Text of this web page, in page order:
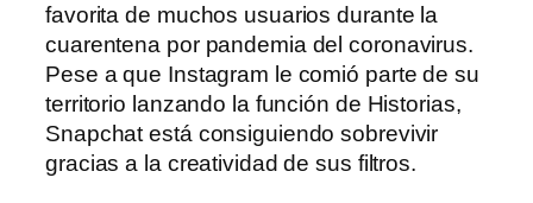
favorita de muchos usuarios durante la
cuarentena por pandemia del coronavirus.
Pese a que Instagram le comió parte de su
territorio lanzando la función de Historias,
Snapchat está consiguiendo sobrevivir
gracias a la creatividad de sus filtros.